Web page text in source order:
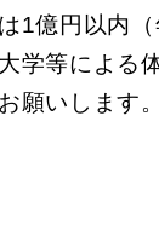
1億円以内
学等による
願いします